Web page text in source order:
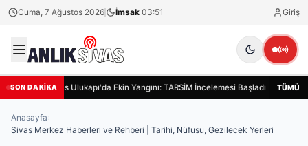
Cuma, 7 Ağustos 2026 İmsak 03:51 Giriş
SON DAKİKASivas Ulukapı'da Ekin Yangını: TARSİM İncelemesi Başladı TÜMÜ
Anasayfa
Sivas Merkez Haberleri ve Rehberi | Tarihi, Nüfusu, Gezilecek Yerleri